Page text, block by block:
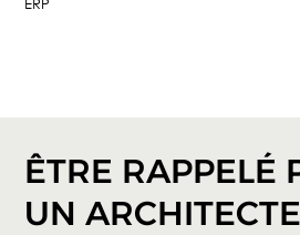
ERP
ÊTRE RAPPELÉ
UN ARCHITECTE